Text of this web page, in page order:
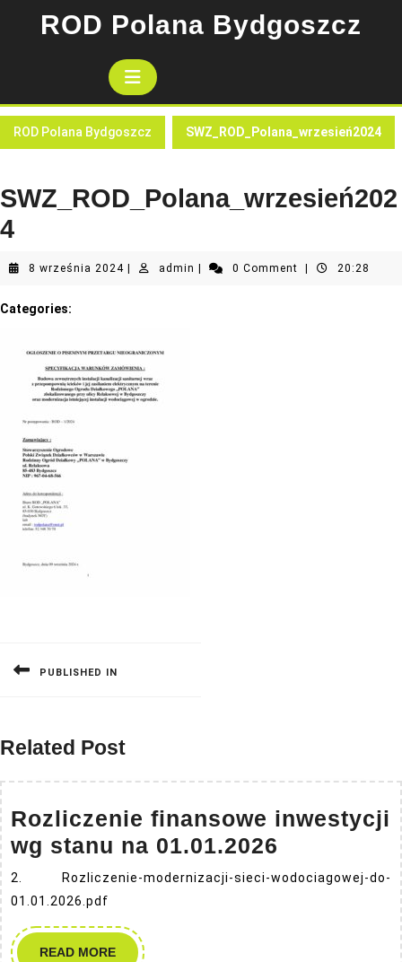
ROD Polana Bydgoszcz
Open
Button
ROD Polana Bydgoszcz SWZ_ROD_Polana_wrzesień2024
SWZ_ROD_Polana_wrzesień202
4
8 września 20248
admin admin 0 Comment 20:28
Categories:
PUBLISHED IN
Related Post
Rozliczenie finansowe inwestycji
wg stanu na 01.01.2026
finansowe
2. Rozliczenie-modernizacji-sieci-wodociagowej-do-
01.01.2026.pdf
READ MOREREAD